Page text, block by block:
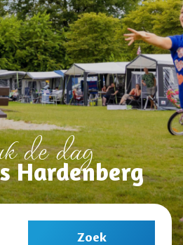
de dag
Hardenberg
Zoek